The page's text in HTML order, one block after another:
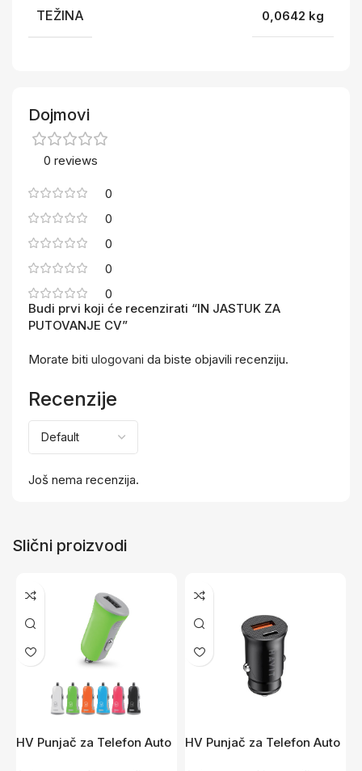
TEŽINA 0,0642 kg
Dojmovi
0 reviews
0
0
0
0
0
Recenzije
Još nema recenzija.
Budi prvi koji će recenzirati “IN JASTUK ZA
PUTOVANJE CV”
Morate biti ulogovani da biste objavili recenziju.
Slični proizvodi
HV Punjač za Telefon Auto
HV Punjač za Telefon Auto